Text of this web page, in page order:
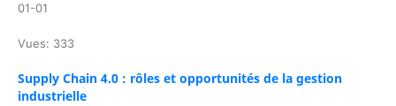
01-01
Vues: 333
Supply Chain 4.0 : rôles et opportunités de la gestion
industrielle